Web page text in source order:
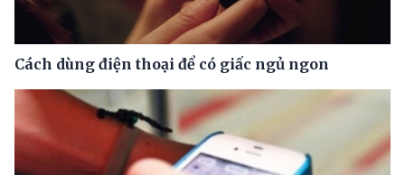
Cách dùng điện thoại để có giấc ngủ ngon